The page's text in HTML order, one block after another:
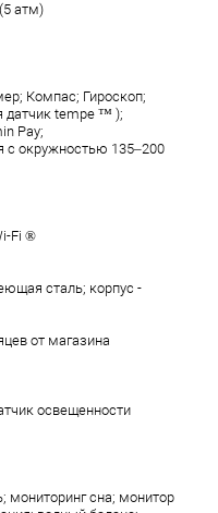
атм)
Компас; Гироскоп;
датчик tempe ™ );
Pay;
с окружностью 135–200
Fi ®
сталь; корпус -
от магазина
освещенности
мониторинг сна; монитор